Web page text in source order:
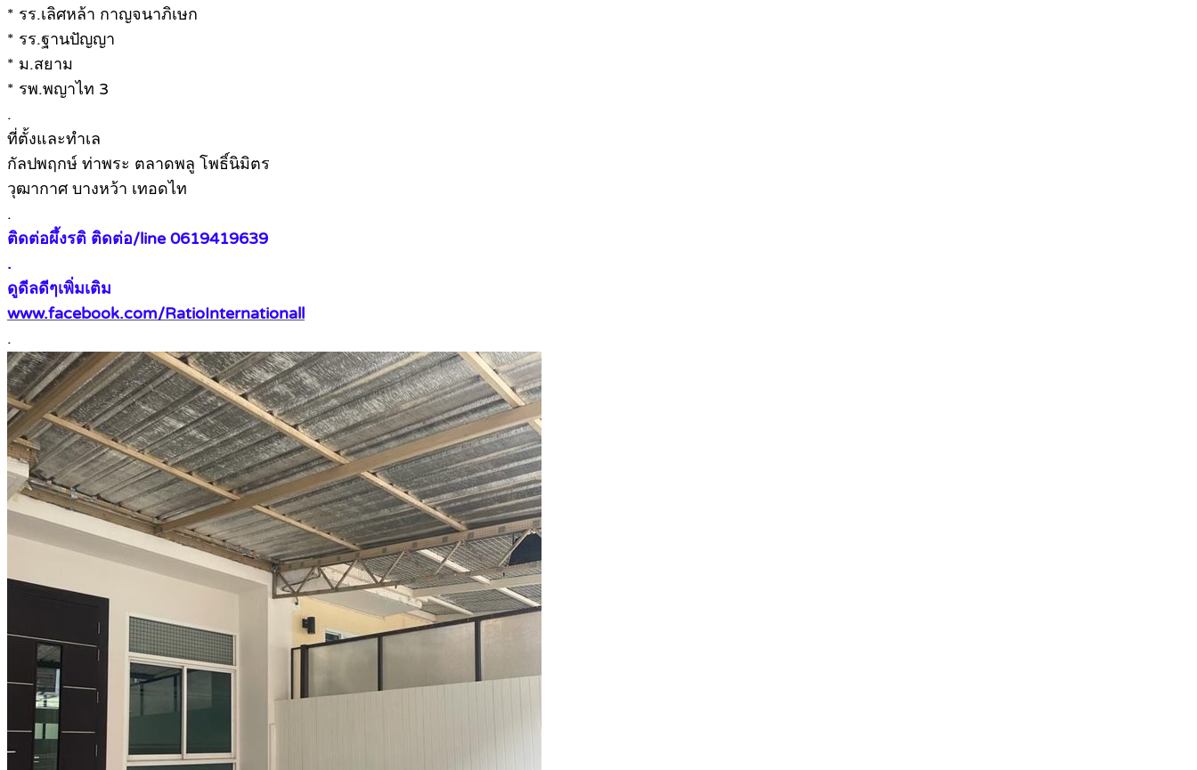
* รร.เลิศหล้า กาญจนาภิเษก
* รร.ฐานปัญญา
* ม.สยาม
* รพ.พญาไท 3
.
ที่ตั้งและทำเล
กัลปพฤกษ์ ท่าพระ ตลาดพลู โพธิ์นิมิตร
วุฒากาศ บางหว้า เทอดไท
.
ติดต่อผึ้งรติ ติดต่อ/line 0619419639
.
ดูดีลดีๆเพิ่มเติม
www.facebook.com/RatioInternationall
.